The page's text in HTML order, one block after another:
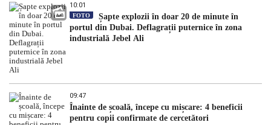
10:01
FOTO
Șapte explozii în doar 20 de minute în
portul din Dubai. Deflagrații puternice în zona
industrială Jebel Ali
09:47
Înainte de școală, începe cu mișcare: 4 beneficii
pentru copii confirmate de cercetători